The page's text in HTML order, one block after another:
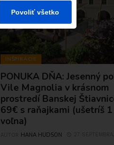
INŠPIRÁCIE
PONUKA DŇA: Jesenný
Vile Magnolia v krásnom
prostredí Banskej
69€ s raňajkami (ušetríš
voľna)
HANA HUDSON
Povoliť všetko